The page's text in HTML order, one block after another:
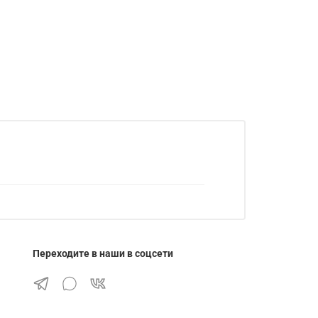
Переходите в наши в соцсети